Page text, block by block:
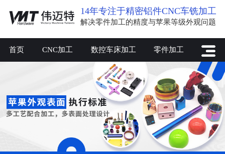
14年专注于精密铝件CNC车铣加工
解决零件加工的精度与苹果等级外观问题
首页 CNC加工 数控车床加工 零件加工